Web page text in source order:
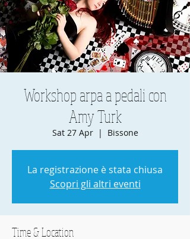
Workshop arpa a pedali con
Amy Turk
Sat 27 Apr
  |
Bissone
La registrazione è stata chiusa
Scopri gli altri eventi
Time & Location